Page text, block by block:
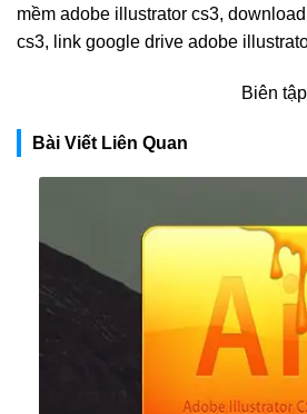
mềm adobe illustrator cs3,
cs3, link google drive adobe
Biên tập
Bài Viết Liên Quan